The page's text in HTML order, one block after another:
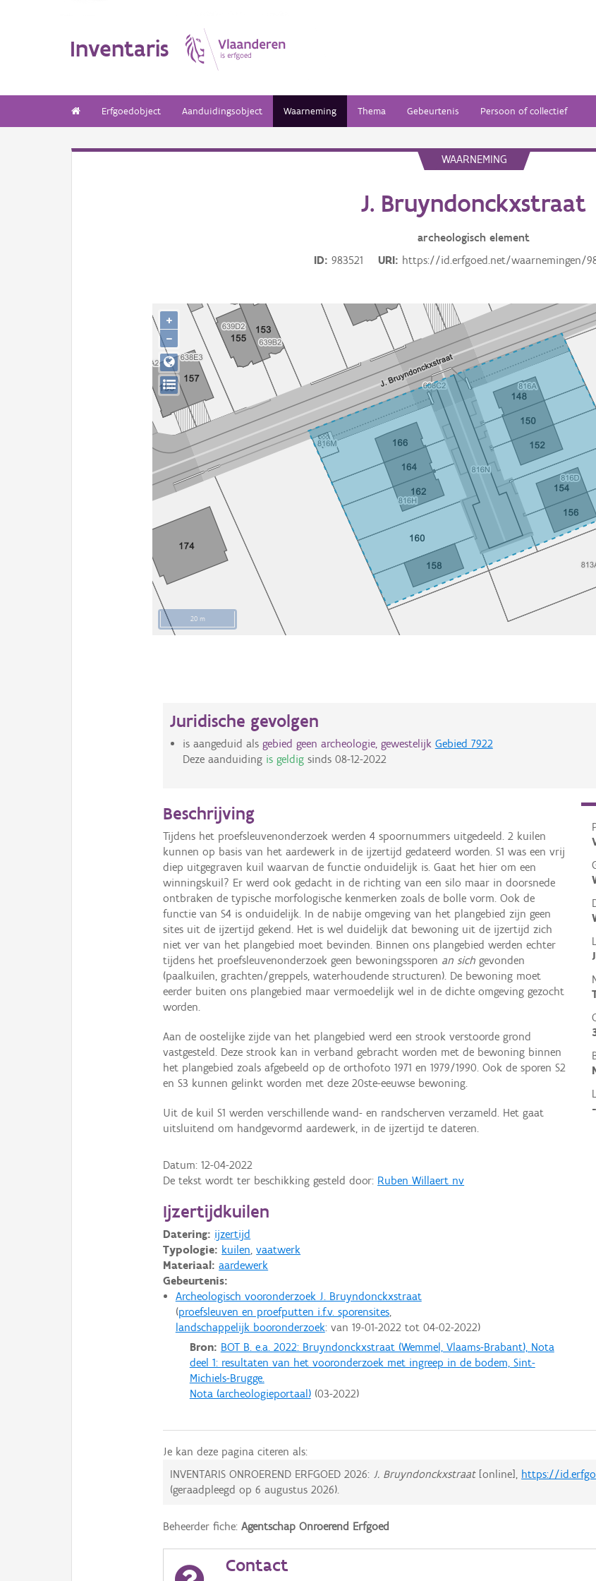
Inventaris
Erfgoedobject Aanduidingsobject Waarneming Thema Gebeurtenis Persoon of collectief
WAARNEMING
J. Bruyndonckxstraat
archeologisch element
ID
983521 URI https://id.erfgoed.net/waarnemingen/
20 m
+
−
Juridische gevolgen
is aangeduid als gebied geen archeologie, gewestelijk Gebied 7922
Deze aanduiding is geldigsinds 08-12-2022
-
Beschrijving
Tijdens het proefsleuvenonderzoek werden 4 spoornummers uitgedeeld. 2 kuilen
kunnen op basis van het aardewerk in de ijzertijd gedateerd worden. S1 was een vrij
diep uitgegraven kuil waarvan de functie onduidelijk is. Gaat het hier om een
winningskuil? Er werd ook gedacht in de richting van een silo maar in doorsnede
ontbraken de typische morfologische kenmerken zoals de bolle vorm. Ook de
functie van S4 is onduidelijk. In de nabije omgeving van het plangebied zijn geen
sites uit de ijzertijd gekend. Het is wel duidelijk dat bewoning uit de ijzertijd zich
niet ver van het plangebied moet bevinden. Binnen ons plangebied werden echter
tijdens het proefsleuvenonderzoek geen bewoningssporen an sich gevonden
(paalkuilen, grachten/greppels, waterhoudende structuren). De bewoning moet
eerder buiten ons plangebied maar vermoedelijk wel in de dichte omgeving gezocht
worden.
Aan de oostelijke zijde van het plangebied werd een strook verstoorde grond
vastgesteld. Deze strook kan in verband gebracht worden met de bewoning binnen
het plangebied zoals afgebeeld op de orthofoto 1971 en 1979/1990. Ook de sporen S2
en S3 kunnen gelinkt worden met deze 20ste-eeuwse bewoning.
Uit de kuil S1 werden verschillende wand- en randscherven verzameld. Het gaat
uitsluitend om handgevormd aardewerk, in de ijzertijd te dateren.
Datum:12-04-2022
De tekst wordt ter beschikking gesteld door: Ruben Willaert nv
Ijzertijdkuilen
Datering: ijzertijd
Typologie: kuilen,vaatwerk
Materiaal: aardewerk
Gebeurtenis:
Archeologisch vooronderzoek J. Bruyndonckxstraat
proefsleuven en proefputten i.f.v. sporensites
landschappelijk booronderzoek: van 19-01-2022tot 04-02-2022
Bron: BOT B. e.a. 2022: Bruyndonckxstraat (Wemmel, Vlaams-Brabant), Nota
deel 1: resultaten van het vooronderzoek met ingreep in de bodem, Sint-
Michiels-Brugge.
Nota (archeologieportaal)(03-2022)
Je kan deze pagina citeren als:
INVENTARIS ONROEREND ERFGOED 2026: J. Bruyndonckxstraat[online], https://
(geraadpleegd op6 augustus 2026).
Beheerder fiche:Agentschap Onroerend Erfgoed
Contact